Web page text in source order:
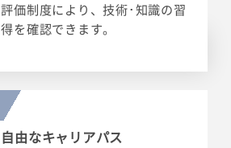
評価制度により、技術･知識の習
得を確認できます。
自由なキャリアパス